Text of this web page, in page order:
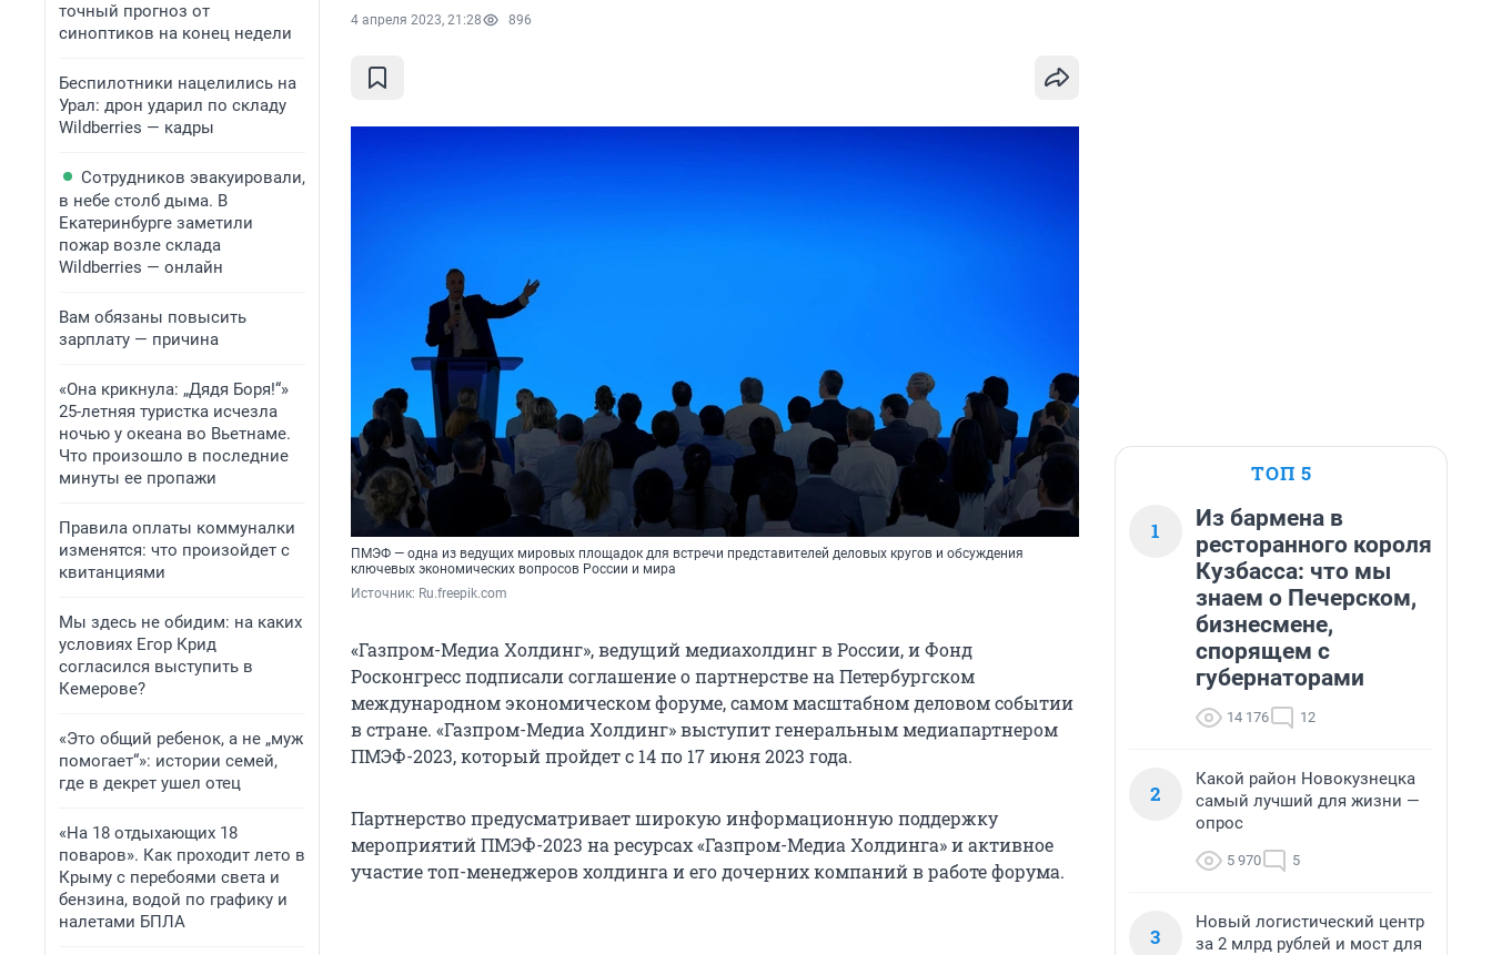
точный прогноз от
синоптиков на конец недели
Беспилотники нацелились на
Урал: дрон ударил по складу
Wildberries — кадры
Сотрудников эвакуировали,
в небе столб дыма. В
Екатеринбурге заметили
пожар возле склада
Wildberries — онлайн
Вам обязаны повысить
зарплату — причина
«Она крикнула: „Дядя Боря!“»
25-летняя туристка исчезла
ночью у океана во Вьетнаме.
Что произошло в последние
минуты ее пропажи
Правила оплаты коммуналки
изменятся: что произойдет с
квитанциями
Мы здесь не обидим: на каких
условиях Егор Крид
согласился выступить в
Кемерове?
«Это общий ребенок, а не „муж
помогает“»: истории семей,
где в декрет ушел отец
«На 18 отдыхающих 18
поваров». Как проходит лето в
Крыму с перебоями света и
бензина, водой по графику и
налетами БПЛА
4 апреля 2023, 21:28 896
ПМЭФ — одна из ведущих мировых площадок для встречи представителей деловых кругов и обсуждения
ключевых экономических вопросов России и мира
Источник: Ru.freepik.com
«Газпром-Медиа Холдинг», ведущий медиахолдинг в России, и Фонд
Росконгресс подписали соглашение о партнерстве на Петербургском
международном экономическом форуме, самом масштабном деловом событии
в стране. «Газпром-Медиа Холдинг» выступит генеральным медиапартнером
ПМЭФ-2023, который пройдет с 14 по 17 июня 2023 года.
Партнерство предусматривает широкую информационную поддержку
мероприятий ПМЭФ-2023 на ресурсах «Газпром-Медиа Холдинга» и активное
участие топ-менеджеров холдинга и его дочерних компаний в работе форума.
ТОП 5
1
Из бармена в
ресторанного короля
Кузбасса: что мы
знаем о Печерском,
бизнесмене,
спорящем с
губернаторами
14 176 12
2
Какой район Новокузнецка
самый лучший для жизни —
опрос
5 970 5
3
Новый логистический центр
за 2 млрд рублей и мост для